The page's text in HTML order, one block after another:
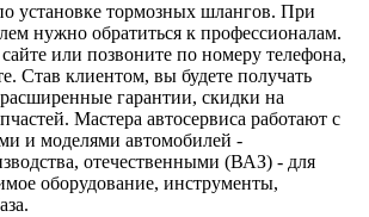
установке тормозных шлангов. При
нужно обратиться к профессионалам.
сайте или позвоните по номеру телефона,
Став клиентом, вы будете получать
гарантии, скидки на
Мастера автосервиса работают с
и моделями автомобилей -
отечественными (ВАЗ) - для
оборудование, инструменты,